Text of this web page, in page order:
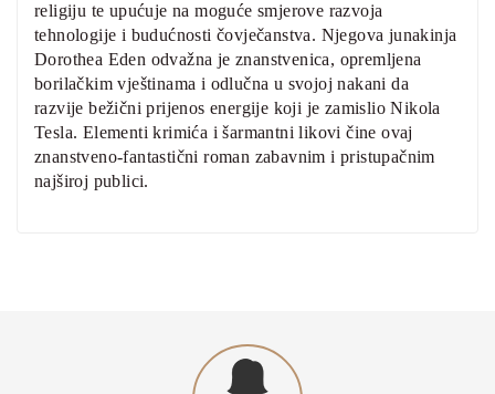
religiju te upućuje na moguće smjerove razvoja
tehnologije i budućnosti čovječanstva. Njegova junakinja
Dorothea Eden odvažna je znanstvenica, opremljena
borilačkim vještinama i odlučna u svojoj nakani da
razvije bežični prijenos energije koji je zamislio Nikola
Tesla. Elementi krimića i šarmantni likovi čine ovaj
znanstveno-fantastični roman zabavnim i pristupačnim
najširoj publici.